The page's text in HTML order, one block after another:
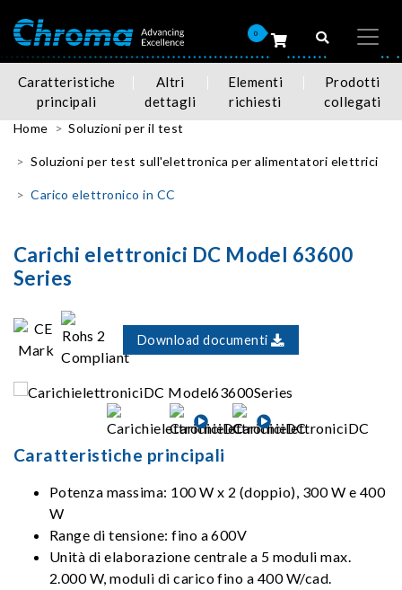
0
Caratteristiche
principali
Altri
dettagli
Elementi
richiesti
Prodotti
collegati
Home Soluzioni per il test
Soluzioni per test sull'elettronica per alimentatori elettrici
Carico elettronico in CC
Carichi elettronici DC Model 63600
Series
Download documenti
Caratteristiche principali
Potenza massima: 100 W x 2 (doppio), 300 W e 400
W
Range di tensione: fino a 600V
Unità di elaborazione centrale a 5 moduli max.
2.000 W, moduli di carico fino a 400 W/cad.